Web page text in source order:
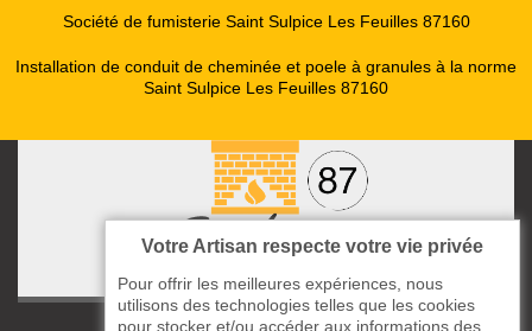
Société de fumisterie Saint Sulpice Les Feuilles 87160
Installation de conduit de cheminée et poele à granules à la norme
Saint Sulpice Les Feuilles 87160
Votre Artisan respecte votre vie privée
Pour offrir les meilleures expériences, nous
utilisons des technologies telles que les cookies
pour stocker et/ou accéder aux informations des